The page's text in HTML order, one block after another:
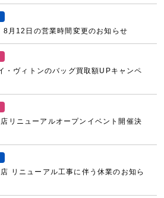
8月12日の営業時間変更のお知らせ
・ヴィトンのバッグ買取額UPキャンペ
リニューアルオープンイベント開催決
リニューアル工事に伴う休業のお知ら